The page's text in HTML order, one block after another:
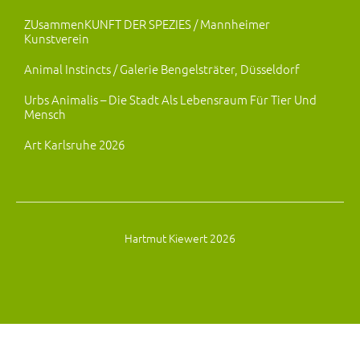
ZUsammenKUNFT DER SPEZIES / Mannheimer
Kunstverein
Animal Instincts / Galerie Bengelsträter, Düsseldorf
Urbs Animalis – Die Stadt Als Lebensraum Für Tier Und
Mensch
Art Karlsruhe 2026
Hartmut Kiewert 2026